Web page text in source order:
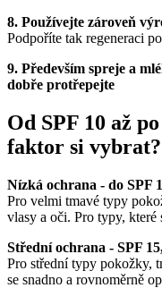
8. Používejte zároveň
Podpoříte tak regeneraci
9. Především spreje a
dobře protřepejte
Od SPF 10 až
faktor si vybrat?
Nízká ochrana - do SPF
Pro velmi tmavé typy
vlasy a oči. Pro typy,
Střední ochrana - SPF
Pro střední typy pokožky,
se snadno a rovnoměrně